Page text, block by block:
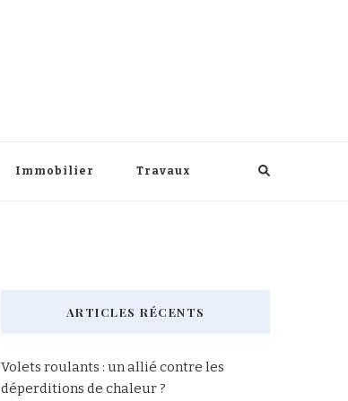
Immobilier Travaux
ARTICLES RÉCENTS
Volets roulants : un allié contre les
déperditions de chaleur ?